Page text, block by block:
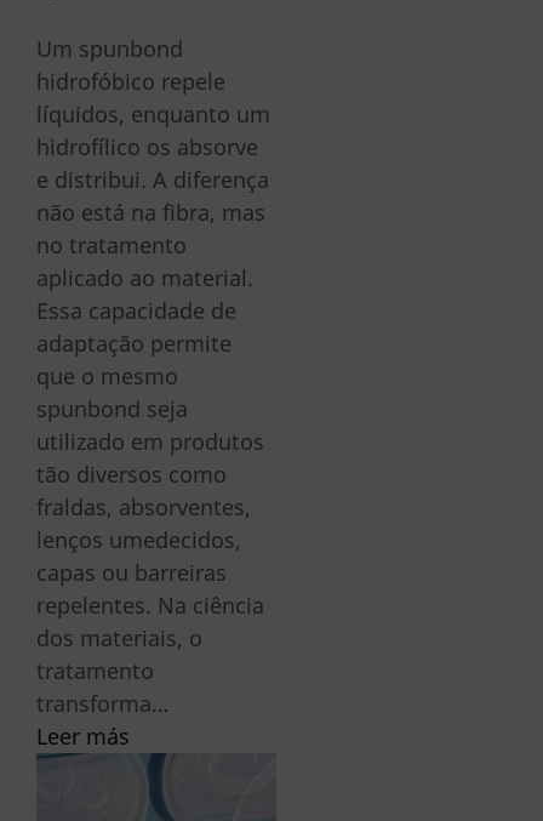
Um spunbond
hidrofóbico repele
líquidos, enquanto um
hidrofílico os absorve
e distribui. A diferença
não está na fibra, mas
no tratamento
aplicado ao material.
Essa capacidade de
adaptação permite
que o mesmo
spunbond seja
utilizado em produtos
tão diversos como
fraldas, absorventes,
lenços umedecidos,
capas ou barreiras
repelentes. Na ciência
dos materiais, o
tratamento
transforma…
Leer más